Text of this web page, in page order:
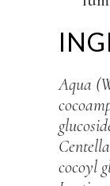
Aqua
cocoyl